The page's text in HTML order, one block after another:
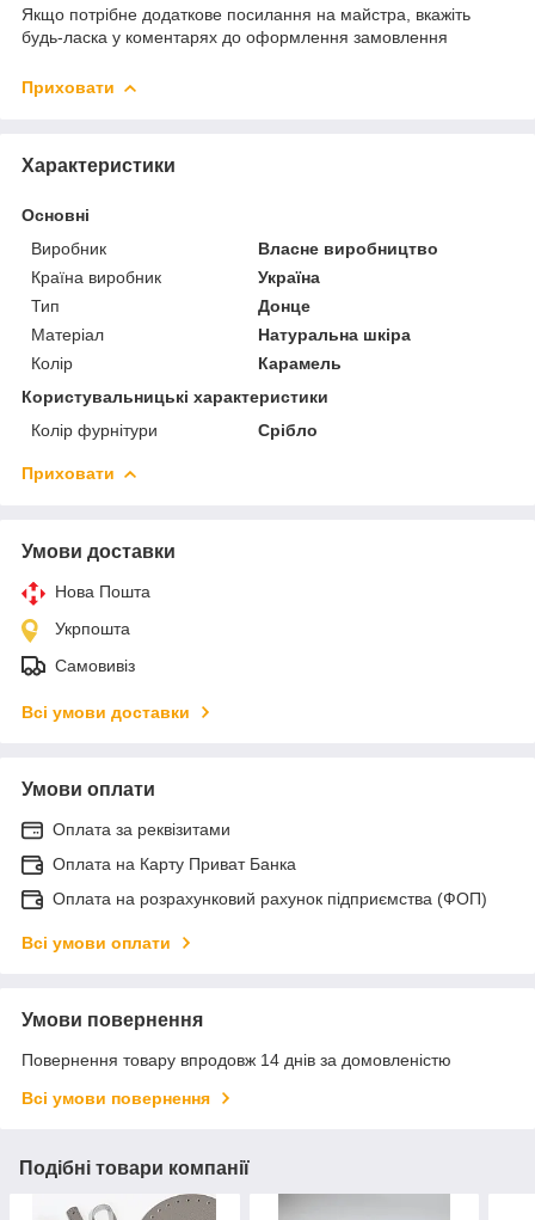
Якщо потрібне додаткове посилання на майстра, вкажіть
будь-ласка у коментарях до оформлення замовлення
Приховати
Характеристики
Основні
Виробник
Власне виробництво
Країна виробник
Україна
Тип
Донце
Матеріал
Натуральна шкіра
Колір
Карамель
Користувальницькі характеристики
Колір фурнітури
Срібло
Приховати
Умови доставки
Нова Пошта
Укрпошта
Самовивіз
Всі умови доставки
Умови оплати
Оплата за реквізитами
Оплата на Карту Приват Банка
Оплата на розрахунковий рахунок підприємства (ФОП)
Всі умови оплати
Умови повернення
Повернення товару впродовж 14 днів за домовленістю
Всі умови повернення
Подібні товари компанії